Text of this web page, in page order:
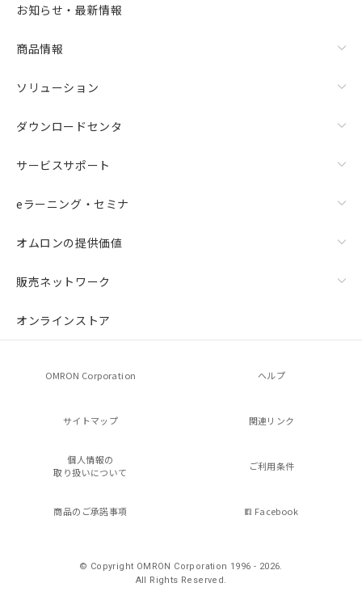
お知らせ・最新情報
商品情報
ソリューション
ダウンロードセンタ
サービスサポート
eラーニング・セミナ
オムロンの提供価値
販売ネットワーク
オンラインストア
OMRON Corporation ヘルプ
サイトマップ 関連リンク
個人情報の
取り扱いについて
ご利用条件
商品のご承諾事項 Facebook
© Copyright OMRON Corporation 1996 - 2026.
All Rights Reserved.